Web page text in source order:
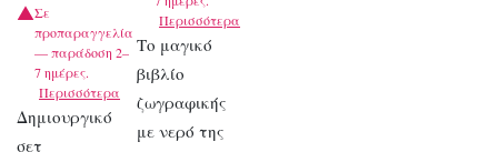
Σε
προπαραγγελία
— παράδοση 2–
7 ημέρες.
Περισσότερα
Δημιουργικό
σετ
Περισσότερα
Το μαγικό
βιβλίο
ζωγραφικής
με νερό της